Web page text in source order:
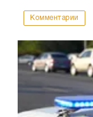
Комментарии